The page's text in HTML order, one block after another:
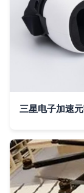
三星电子加速